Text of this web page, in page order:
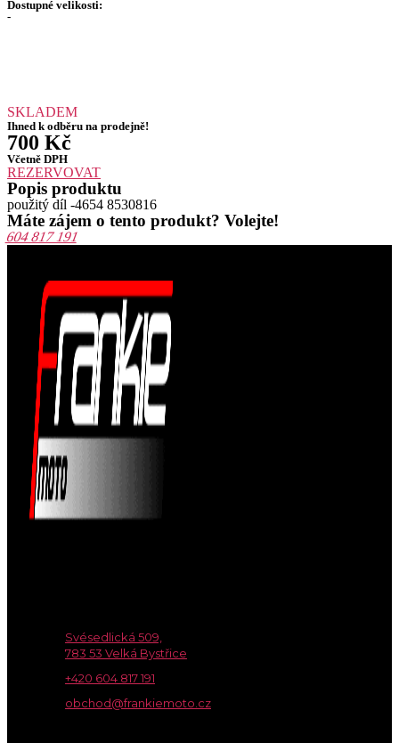
Dostupné velikosti:
-
SKLADEM
Ihned k odběru na prodejně!
700 Kč
Včetně DPH
REZERVOVAT
Popis produktu
použitý díl -4654 8530816
Máte zájem o tento produkt? Volejte!
604 817 191
Svésedlická 509,
783 53 Velká Bystřice
+420 604 817 191
obchod@frankiemoto.cz